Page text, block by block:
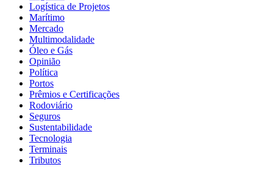
Logística de Projetos
Marítimo
Mercado
Multimodalidade
Óleo e Gás
Opinião
Política
Portos
Prêmios e Certificações
Rodoviário
Seguros
Sustentabilidade
Tecnologia
Terminais
Tributos